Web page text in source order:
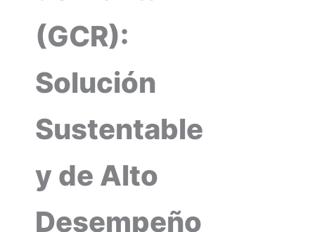
(GCR):
Solución
Sustentable
y de Alto
Desempeño